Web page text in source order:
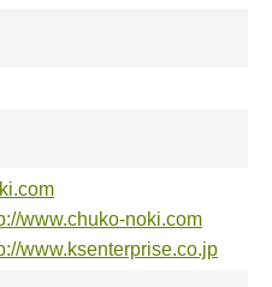
www.chuko-noki.com
www.ksenterprise.co.jp